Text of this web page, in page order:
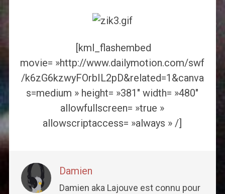
[kml_flashembed
movie= »http://www.dailymotion.com/swf
/k6zG6kzwyFOrbIL2pD&related=1&canva
s=medium » height= »381″ width= »480″
allowfullscreen= »true »
allowscriptaccess= »always » /]
Damien
Damien aka Lajouve est connu pour